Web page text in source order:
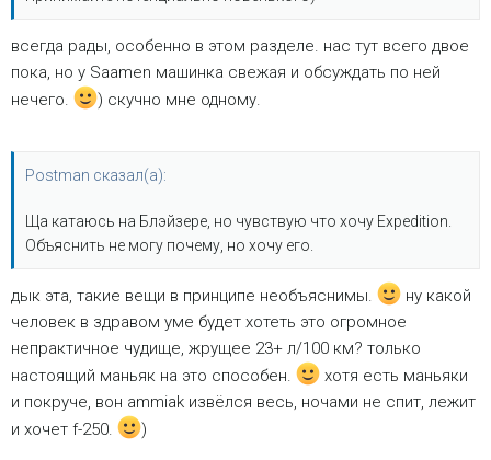
всегда рады, особенно в этом разделе. нас тут всего двое
пока, но у Saamen машинка свежая и обсуждать по ней
нечего.
) скучно мне одному.
Postman сказал(а):
Ща катаюсь на Блэйзере, но чувствую что хочу Expedition.
Объяснить не могу почему, но хочу его.
дык эта, такие вещи в принципе необъяснимы.
ну какой
человек в здравом уме будет хотеть это огромное
непрактичное чудище, жрущее 23+ л/100 км? только
настоящий маньяк на это способен.
хотя есть маньяки
и покруче, вон ammiak извёлся весь, ночами не спит, лежит
и хочет f-250.
)